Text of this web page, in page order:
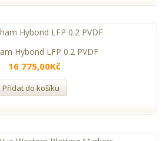
Hybond LFP 0.2 PVDF
16 775,00Kč
Přidat do košíku